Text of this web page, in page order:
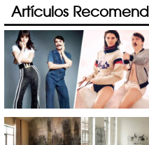
Artículos